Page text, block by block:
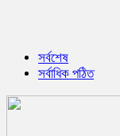
সর্বশেষ
সর্বাধিক পঠিত